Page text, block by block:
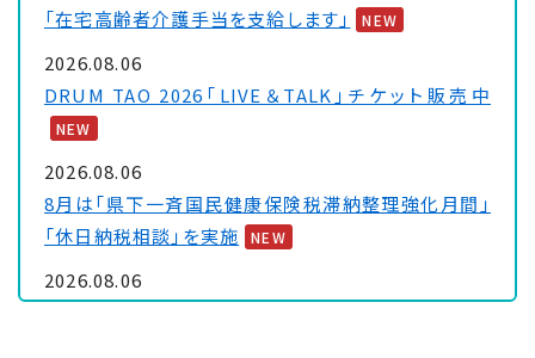
「在宅高齢者介護手当を支給します」
NEW
2026.08.06
DRUM TAO 2026「LIVE＆TALK」チケット販売中
NEW
2026.08.06
8月は「県下一斉国民健康保険税滞納整理強化月間」
「休日納税相談」を実施
NEW
2026.08.06